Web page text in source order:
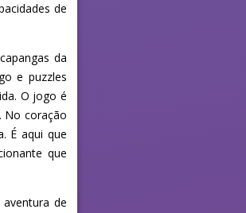
de
da
e puzzles
O jogo é
No coração
É aqui que
que
de